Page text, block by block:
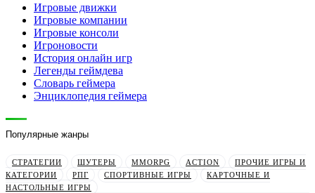
Игровые движки
Игровые компании
Игровые консоли
Игроновости
История онлайн игр
Легенды геймдева
Словарь геймера
Энциклопедия геймера
Популярные жанры
СТРАТЕГИИ ШУТЕРЫ MMORPG ACTION
ПРОЧИЕ ИГРЫ И
КАТЕГОРИИ
РПГ СПОРТИВНЫЕ ИГРЫ
КАРТОЧНЫЕ И
НАСТОЛЬНЫЕ ИГРЫ